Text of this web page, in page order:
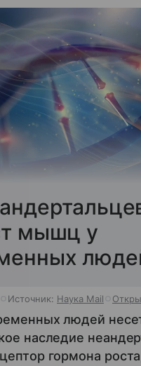
мышц у
Источник: Наука Mail
людей
наследие
гормона